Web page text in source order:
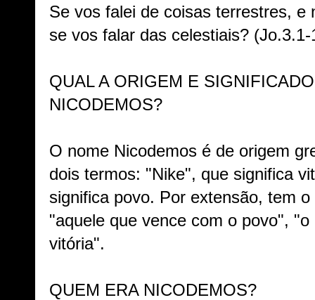
Se vos falei de coisas terrestres, e
se vos falar das celestiais?
QUAL A ORIGEM E
NICODEMOS?
O nome Nicodemos é de origem
dois termos: "Nike", que significa
significa povo. Por extensão, tem
"aquele que vence com o povo",
vitória".
QUEM ERA NICODEMOS?